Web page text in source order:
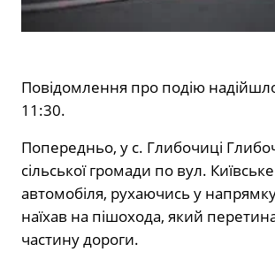
Повідомлення про подію
11:30.
Попередньо, у с. Глибочиці
сільської громади по вул.
автомобіля, рухаючись у
наїхав на пішохода, який
частину дороги.